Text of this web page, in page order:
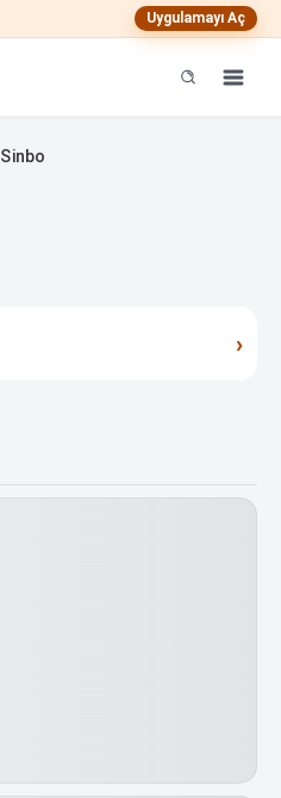
Uygulamayı Aç
Sinbo
›